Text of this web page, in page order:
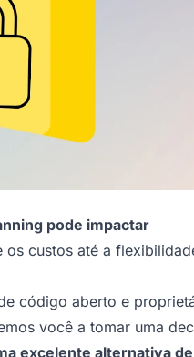
pode impactar
os custos até a
código aberto e
você a tomar uma
excelente alternativa